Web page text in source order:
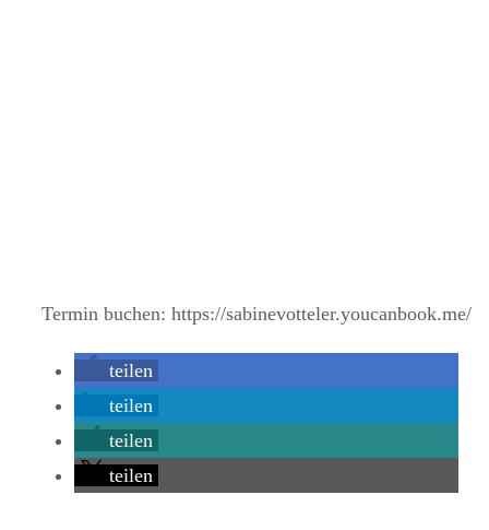
Termin buchen: https://sabinevotteler.youcanbook.me/
teilen
teilen
teilen
teilen